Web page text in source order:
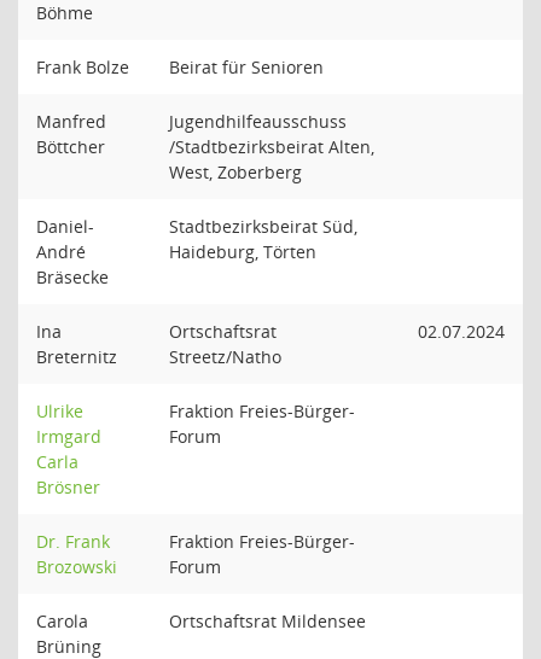
Böhme
Frank Bolze Beirat für Senioren
Manfred
Böttcher
Jugendhilfeausschuss
/Stadtbezirksbeirat Alten,
West, Zoberberg
Daniel-
André
Bräsecke
Stadtbezirksbeirat Süd,
Haideburg, Törten
Ina
Breternitz
Ortschaftsrat
Streetz/Natho
02.07.2024
Ulrike
Irmgard
Carla
Brösner
Fraktion Freies-Bürger-
Forum
Dr. Frank
Brozowski
Fraktion Freies-Bürger-
Forum
Carola
Brüning
Ortschaftsrat Mildensee